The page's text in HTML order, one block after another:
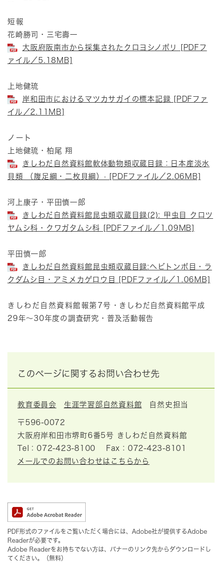
短報
花崎勝司・三宅壽一
大阪府阪南市から採集されたクロヨシノボリ [PDFフ
ァイル／5.18MB]
上地健琉
岸和田市におけるマツカサガイの標本記録 [PDFファ
イル／2.11MB]
ノート
上地健琉・柏尾 翔
きしわだ自然資料館軟体動物類収蔵目録：日本産淡水
貝類 （腹足綱・二枚貝綱）· [PDFファイル／2.06MB]
河上康子・平田慎一郎
きしわだ自然資料館昆虫類収蔵目録(2): 甲虫目 クロツ
ヤムシ科・クワガタムシ科 [PDFファイル／1.09MB]
平田慎一郎
きしわだ自然資料館昆虫類収蔵目録:ヘビトンボ目・ラ
クダムシ目・アミメカゲロウ目 [PDFファイル／1.06MB]
きしわだ自然資料館報第7号 ・きしわだ自然資料館平成
29年～30年度の調査研究・普及活動報告
このページに関するお問い合わせ先
教育委員会 生涯学習部自然資料館 自然史担当
〒596-0072
大阪府岸和田市堺町6番5号 きしわだ自然資料館
Tel：072-423-8100
Fax：072-423-8101
メールでのお問い合わせはこちらから
PDF形式のファイルをご覧いただく場合には、Adobe社が提供するAdobe
Readerが必要です。
Adobe Readerをお持ちでない方は、バナーのリンク先からダウンロードし
てください。（無料）